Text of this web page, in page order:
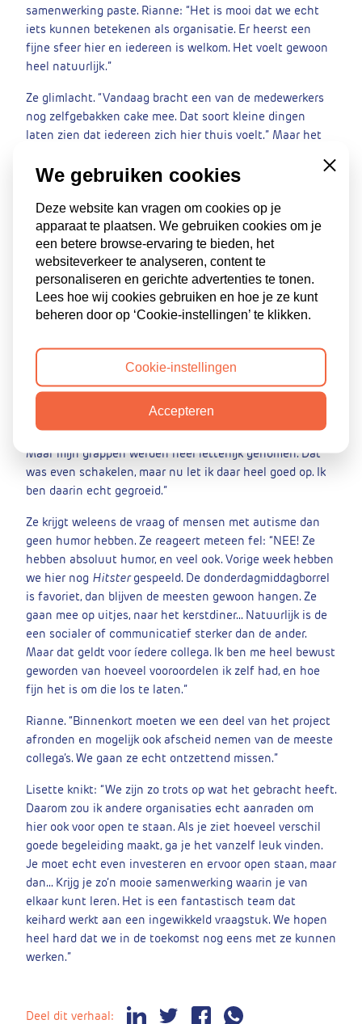
samenwerking paste. Rianne: “Het is mooi dat we echt
iets kunnen betekenen als organisatie. Er heerst een
fijne sfeer hier en iedereen is welkom. Het voelt gewoon
heel natuurlijk.”
Ze glimlacht. “Vandaag bracht een van de medewerkers
nog zelfgebakken cake mee. Dat soort kleine dingen
laten zien dat iedereen zich hier thuis voelt.” Maar het
team: wij doen dit samen, we gaan knallen! Dat is heel
mooi om te zien.”
Lisette herinnert zich een bijzonder moment: “Ik had
echt… bijna tranen in mijn ogen toen er laatst een
AutiTalent door de gang húppelde. Dat bevestigde: ja, het
is zó goed dat we dit gedaan hebben.” Ze zag niet alleen
het effect op het project, maar ook op de mensen zelf.
“We maken een aantal talenten super blij én wij zijn
een team met elkaar, het voelt helemaal niet
Dan schiet Lisette in de lach: “Ik ben nogal sarcastisch.
Maar mijn grappen werden heel letterlijk genomen. Dat
was even schakelen, maar nu let ik daar heel goed op. Ik
ben daarin echt gegroeid.”
Ze krijgt weleens de vraag of mensen met autisme dan
geen humor hebben. Ze reageert meteen fel: “NEE! Ze
hebben absoluut humor, en veel ook. Vorige week hebben
we hier nog Hitstergespeeld. De donderdagmiddagborrel
is favoriet, dan blijven de meesten gewoon hangen. Ze
gaan mee op uitjes, naar het kerstdiner… Natuurlijk is de
een socialer of communicatief sterker dan de ander.
Maar dat geldt voor íedere collega. Ik ben me heel bewust
geworden van hoeveel vooroordelen ik zelf had, en hoe
fijn het is om die los te laten.”
Rianne. “Binnenkort moeten we een deel van het project
afronden en mogelijk ook afscheid nemen van de meeste
collega’s. We gaan ze echt ontzettend missen.”
Lisette knikt: “We zijn zo trots op wat het gebracht heeft.
Daarom zou ik andere organisaties echt aanraden om
hier ook voor open te staan. Als je ziet hoeveel verschil
goede begeleiding maakt, ga je het vanzelf leuk vinden.
Je moet echt even investeren en ervoor open staan, maar
dan… Krijg je zo’n mooie samenwerking waarin je van
elkaar kunt leren. Het is een fantastisch team dat
keihard werkt aan een ingewikkeld vraagstuk. We hopen
heel hard dat we in de toekomst nog eens met ze kunnen
werken.”
Deel dit verhaal:
We gebruiken cookies
Deze website kan vragen om cookies op je
apparaat te plaatsen. We gebruiken cookies om je
een betere browse-ervaring te bieden, het
websiteverkeer te analyseren, content te
personaliseren en gerichte advertenties te tonen.
Lees hoe wij cookies gebruiken en hoe je ze kunt
beheren door op ‘Cookie-instellingen’ te klikken.
Close
Cookie-instellingen
Accepteren